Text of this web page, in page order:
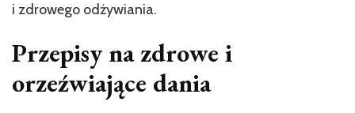
i zdrowego odżywiania.
Przepisy na zdrowe i
orzeźwiające dania